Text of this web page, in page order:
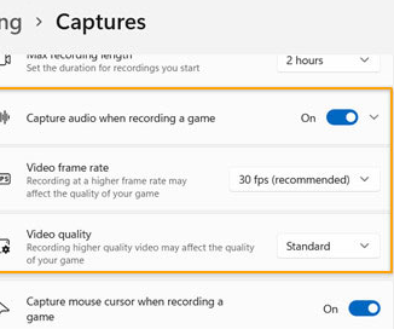
Language Switch
Nederlands Tiếng Việt
Português
Norsk
Ελληνικά Türk
தமிழ் Bahasa Melayu